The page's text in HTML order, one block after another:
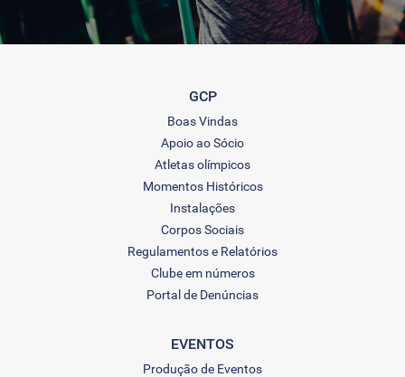
GCP
Boas Vindas
Apoio ao Sócio
Atletas olímpicos
Momentos Históricos
Instalações
Corpos Sociais
Regulamentos e Relatórios
Clube em números
Portal de Denúncias
EVENTOS
Produção de Eventos